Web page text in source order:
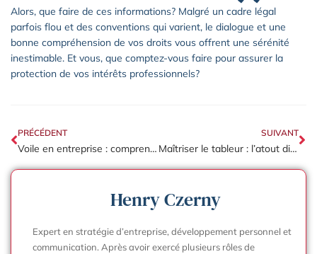
Alors, que faire de ces informations? Malgré un cadre légal
parfois flou et des conventions qui varient, le dialogue et une
bonne compréhension de vos droits vous offrent une sérénité
inestimable. Et vous, que comptez-vous faire pour assurer la
protection de vos intérêts professionnels?
PRÉCÉDENT
Voile en entreprise : comprendre l’équilibre entre droits et obligations au travail
SUIVANT
Maîtriser le tableur : l’atout discret qui transforme votre quotidien professionnel
Henry Czerny
Expert en stratégie d’entreprise, développement personnel et
communication. Après avoir exercé plusieurs rôles de